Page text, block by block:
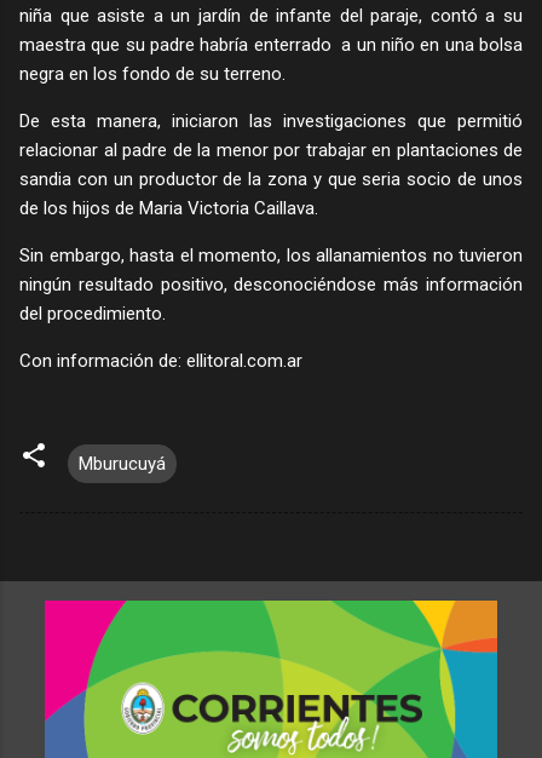
niña que asiste a un jardín de infante del paraje, contó a su
maestra que su padre habría enterrado a un niño en una bolsa
negra en los fondo de su terreno.
De esta manera, iniciaron las investigaciones que permitió
relacionar al padre de la menor por trabajar en plantaciones de
sandia con un productor de la zona y que seria socio de unos
de los hijos de Maria Victoria Caillava.
Sin embargo, hasta el momento, los allanamientos no tuvieron
ningún resultado positivo, desconociéndose más información
del procedimiento.
Con información de: ellitoral.com.ar
Mburucuyá